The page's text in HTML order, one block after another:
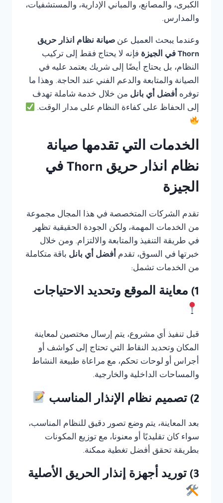
الكبرى، والمصانع، والمباني الإدارية، والمستشفيات،
والمدارس.
وعندما يبحث العميل عن صيانة نظام انذار حريق
Thorn في الجيزة
فإنه لا يحتاج فقط إلى تركيب
النظام، بل يحتاج أيضًا إلى شريك يعتمد عليه في
الصيانة والمتابعة والدعم الفني عند الحاجة. وهذا ما
توفره أفضل أي بانل من خلال خدمة شاملة تهدف
إلى الحفاظ على كفاءة النظام على مدار الوقت.
الخدمات التي تقدمها صيانة
نظام انذار حريق Thorn في
الجيزة
تقدم الشركات المتخصصة في هذا المجال مجموعة
من الخدمات المهمة، ولكن الجودة الحقيقية تظهر
في طريقة التنفيذ والمتابعة والالتزام. ومن خلال
خبرتها في السوق، تقدم أفضل أي بانل باقة متكاملة
من الخدمات تشمل:
1) معاينة الموقع وتحديد الاحتياجات
قبل تنفيذ أي مشروع، يتم إرسال مختصين لمعاينة
المكان وتحديد النقاط التي تحتاج إلى كواشف أو
أجراس أو لوحات تحكم، مع مراعاة طبيعة النشاط
والمساحات الداخلية والخارجية.
2) تصميم نظام الإنذار المناسب
بعد المعاينة، يتم وضع تصور دقيق للنظام المناسب،
سواء كان تقليديًا أو معنونا، مع توزيع المكونات
بطريقة تحقق أفضل تغطية ممكنة.
3) توريد أجهزة إنذار الحريق الأصلية